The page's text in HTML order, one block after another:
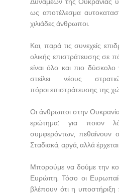
ως αποτέλεσμα
χιλιάδες άνθρωποι.
Και, παρά τις συνεχείς
ολικής επιστράτευσης σε
είναι όλο και πιο
στείλει νέους
πόροι επιστράτευσης της
Οι άνθρωποι στην
ερώτημα: για ποιον
συμφερόντων, πεθαίνουν
Σταδιακά, αργά, αλλά
Μπορούμε να δούμε την
Ευρώπη. Τόσο οι
βλέπουν ότι η υποστήριξη